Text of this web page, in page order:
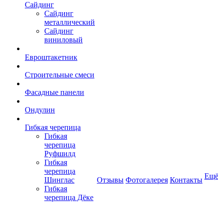
Сайдинг
Сайдинг
металлический
Сайдинг
виниловый
Евроштакетник
Строительные смеси
Фасадные панели
Ондулин
Гибкая черепица
Гибкая
черепица
Руфшилд
Гибкая
черепица
Шинглас
Гибкая
черепица Дёке
Отзывы Фотогалерея Контакты Ещё